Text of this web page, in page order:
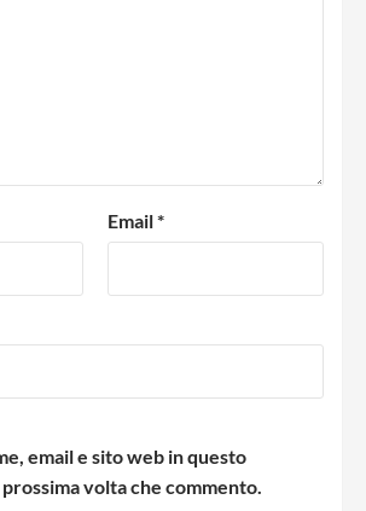
Email*
email e sito web in questo
volta che commento.